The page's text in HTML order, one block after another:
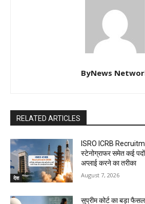
ByNews
RELATED ARTICLES
देश
ISRO ICRB
स्टेनोग्राफर समेत कई पदों
अप्लाई करने का तरीका
August 7, 2026
सुप्रीम कोर्ट का बड़ा